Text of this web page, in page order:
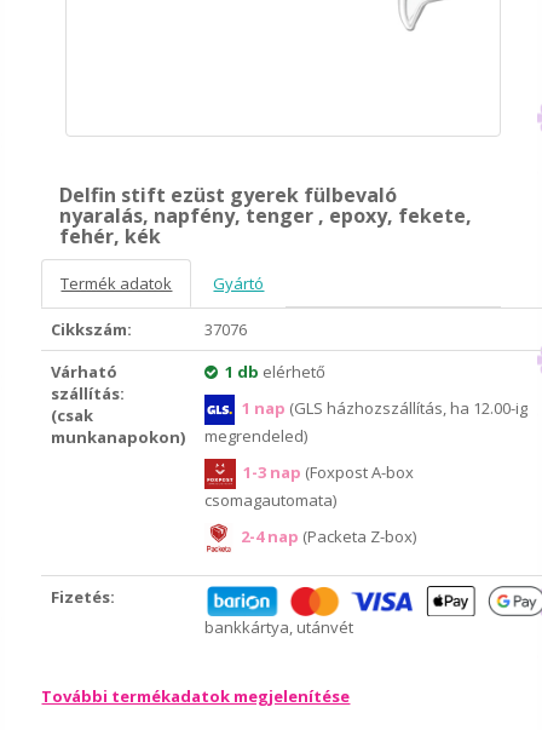
Delfin stift ezüst gyerek fülbevaló
nyaralás, napfény, tenger , epoxy, fekete,
fehér, kék
Termék adatok Gyártó
Cikkszám:
37076
Várható
szállítás:
(csak
munkanapokon)
1 db elérhető
1 nap (GLS házhozszállítás, ha 12.00-ig
megrendeled)
1-3 nap (Foxpost A-box
csomagautomata)
2-4 nap (Packeta Z-box)
Fizetés:
bankkártya, utánvét
További termékadatok megjelenítése